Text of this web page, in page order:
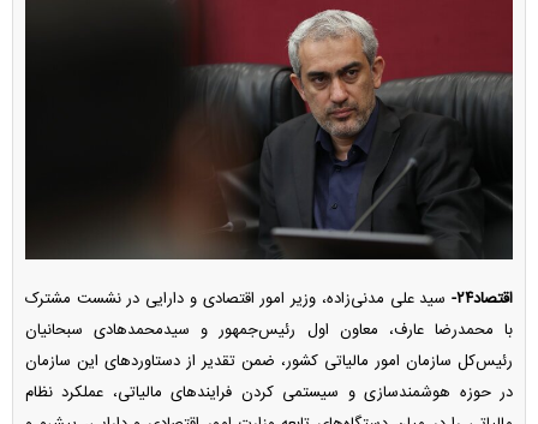
اقتصاد۲۴-
سید علی مدنی‌زاده، وزیر امور اقتصادی و دارایی در نشست مشترک
با محمدرضا عارف، معاون اول رئیس‌جمهور و سیدمحمدهادی سبحانیان
رئیس‌کل سازمان امور مالیاتی کشور، ضمن تقدیر از دستاورد‌های این سازمان
در حوزه هوشمندسازی و سیستمی کردن فرایند‌های مالیاتی، عملکرد نظام